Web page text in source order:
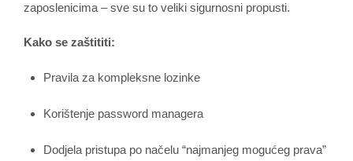
zaposlenicima – sve su to veliki sigurnosni propusti.
Kako se zaštititi:
Pravila za kompleksne lozinke
Korištenje password managera
Dodjela pristupa po načelu “najmanjeg mogućeg prava”